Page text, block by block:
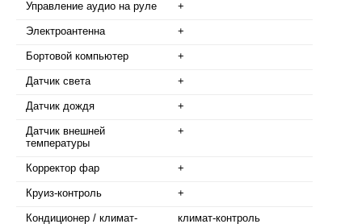
Управление аудио на руле +
Электроантенна +
Бортовой компьютер +
Датчик света +
Датчик дождя +
Датчик внешней
температуры
+
Корректор фар +
Круиз-контроль +
Кондиционер / климат-
климат-контроль